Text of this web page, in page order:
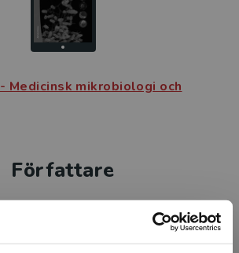
Medicinsk mikrobiologi och
Författare